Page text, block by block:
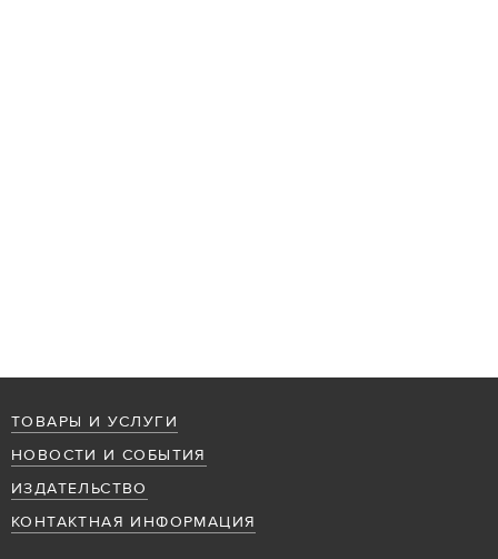
ТОВАРЫ И УСЛУГИ
НОВОСТИ И СОБЫТИЯ
ИЗДАТЕЛЬСТВО
КОНТАКТНАЯ ИНФОРМАЦИЯ